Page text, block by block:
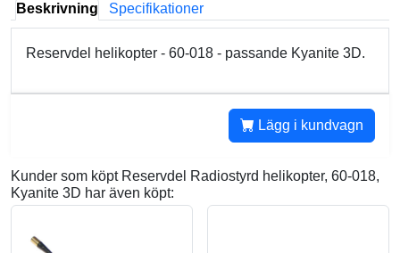
Beskrivning Specifikationer
Reservdel helikopter - 60-018 - passande Kyanite 3D.
Lägg i kundvagn
Kunder som köpt Reservdel Radiostyrd helikopter, 60-018,
Kyanite 3D har även köpt: